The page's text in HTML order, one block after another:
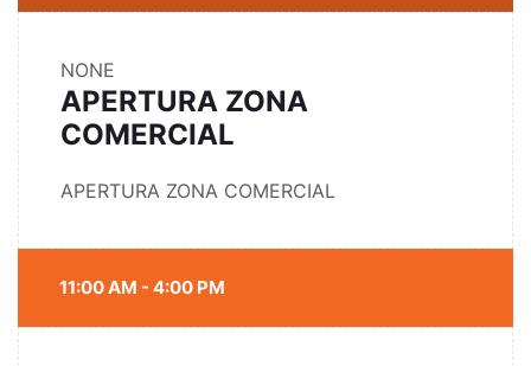
NONE
APERTURA ZONA
COMERCIAL
APERTURA ZONA COMERCIAL
11:00 AM - 4:00 PM